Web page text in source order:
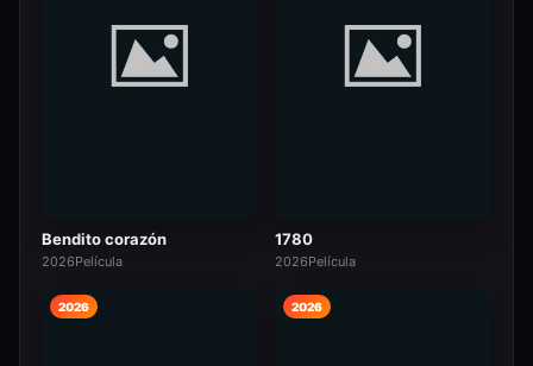
Bendito corazón
2026Película
1780
2026Película
2026 2026